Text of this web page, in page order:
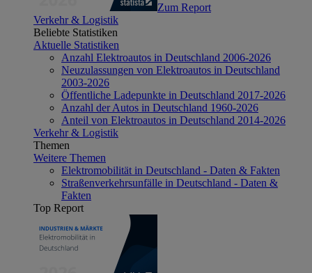
Zum Report
Verkehr & Logistik
Beliebte Statistiken
Aktuelle Statistiken
Anzahl Elektroautos in Deutschland 2006-2026
Neuzulassungen von Elektroautos in Deutschland
2003-2026
Öffentliche Ladepunkte in Deutschland 2017-2026
Anzahl der Autos in Deutschland 1960-2026
Anteil von Elektroautos in Deutschland 2014-2026
Verkehr & Logistik
Themen
Weitere Themen
Elektromobilität in Deutschland - Daten & Fakten
Straßenverkehrsunfälle in Deutschland - Daten &
Fakten
Top Report